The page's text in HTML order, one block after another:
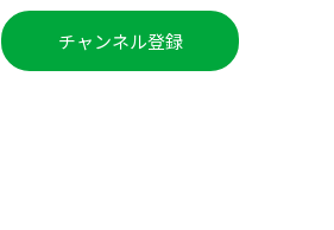
チャンネル登録